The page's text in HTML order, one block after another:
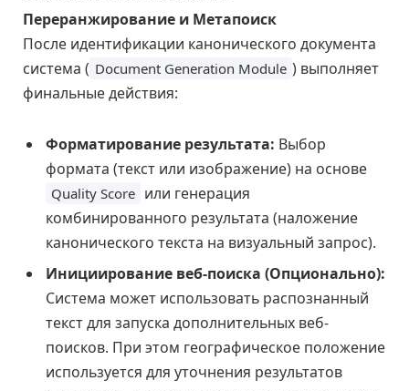
Переранжирование и Метапоиск
После идентификации канонического документа
система ( Document Generation Module ) выполняет
финальные действия:
Форматирование результата: Выбор
формата (текст или изображение) на основе
Quality Score или генерация
комбинированного результата (наложение
канонического текста на визуальный запрос).
Инициирование веб-поиска (Опционально):
Система может использовать распознанный
текст для запуска дополнительных веб-
поисков. При этом географическое положение
используется для уточнения результатов